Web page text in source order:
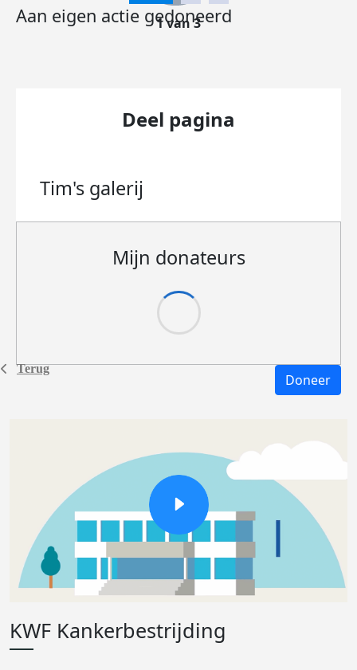
Terug
Aan eigen actie gedoneerd
1 van 3
Deel pagina
Tim's galerij
Mijn donateurs
Doneer
KWF Kankerbestrijding